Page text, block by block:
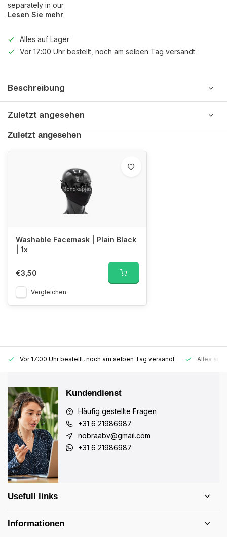
separately in our
Lesen Sie mehr
Alles auf Lager
Vor 17:00 Uhr bestellt, noch am selben Tag versandt
Beschreibung
Zuletzt angesehen
Zuletzt angesehen
Washable Facemask | Plain Black
| 1x
€3,50
Vergleichen
Vor 17:00 Uhr bestellt, noch am selben Tag versandt Alles auf
Kundendienst
Häufig gestellte Fragen
+31 6 21986987
nobraabv@gmail.com
+31 6 21986987
Usefull links
Informationen